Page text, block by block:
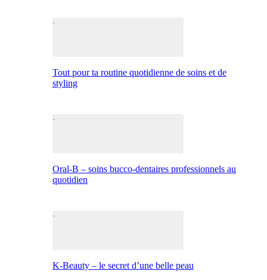
Tout pour ta routine quotidienne de soins et de
styling
Oral-B – soins bucco-dentaires professionnels au
quotidien
K-Beauty – le secret d’une belle peau